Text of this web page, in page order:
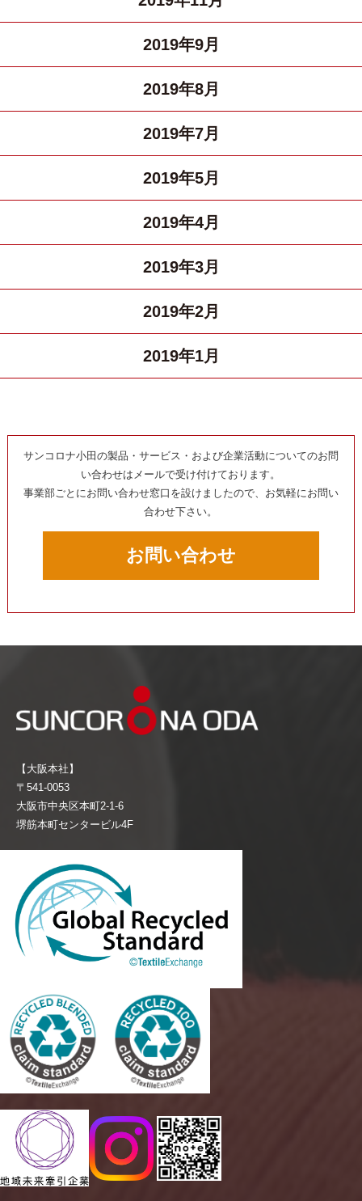
2019年9月
2019年8月
2019年7月
2019年5月
2019年4月
2019年3月
2019年2月
2019年1月
サンコロナ小田の製品・サービス・および企業活動についてのお問
い合わせはメールで受け付けております。
事業部ごとにお問い合わせ窓口を設けましたので、お気軽にお問い
合わせ下さい。
お問い合わせ
【大阪本社】
〒541-0053
大阪市中央区本町2-1-6
堺筋本町センタービル4F